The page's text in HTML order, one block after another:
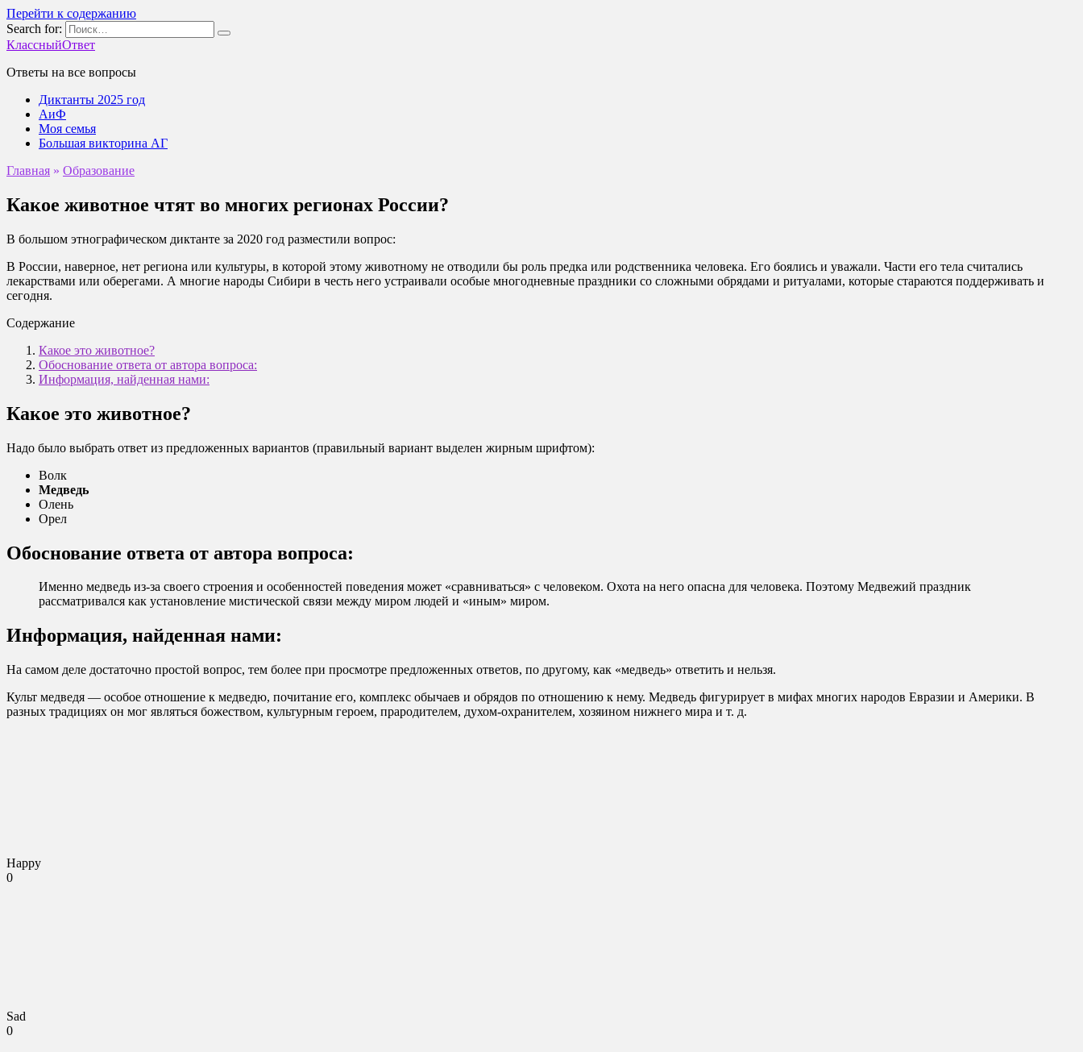
Перейти к содержанию
Search for:
КлассныйОтвет
Ответы на все вопросы
Диктанты 2025 год
АиФ
Моя семья
Большая викторина АГ
Главная » Образование
Какое животное чтят во многих регионах России?
В большом этнографическом диктанте за 2020 год разместили вопрос:
В России, наверное, нет региона или культуры, в которой этому животному не отводили бы роль предка или родственника человека. Его боялись и уважали. Части его тела считались
лекарствами или оберегами. А многие народы Сибири в честь него устраивали особые многодневные праздники со сложными обрядами и ритуалами, которые стараются поддерживать и
сегодня.
Содержание
Какое это животное?
Обоснование ответа от автора вопроса:
Информация, найденная нами:
Какое это животное?
Надо было выбрать ответ из предложенных вариантов (правильный вариант выделен жирным шрифтом):
Волк
Медведь
Олень
Орел
Обоснование ответа от автора вопроса:
Именно медведь из-за своего строения и особенностей поведения может «сравниваться» с человеком. Охота на него опасна для человека. Поэтому Медвежий праздник
рассматривался как установление мистической связи между миром людей и «иным» миром.
Информация, найденная нами:
На самом деле достаточно простой вопрос, тем более при просмотре предложенных ответов, по другому, как «медведь» ответить и нельзя.
Культ медведя — особое отношение к медведю, почитание его, комплекс обычаев и обрядов по отношению к нему. Медведь фигурирует в мифах многих народов Евразии и Америки. В
разных традициях он мог являться божеством, культурным героем, прародителем, духом-охранителем, хозяином нижнего мира и т. д.
Happy
0
Sad
0